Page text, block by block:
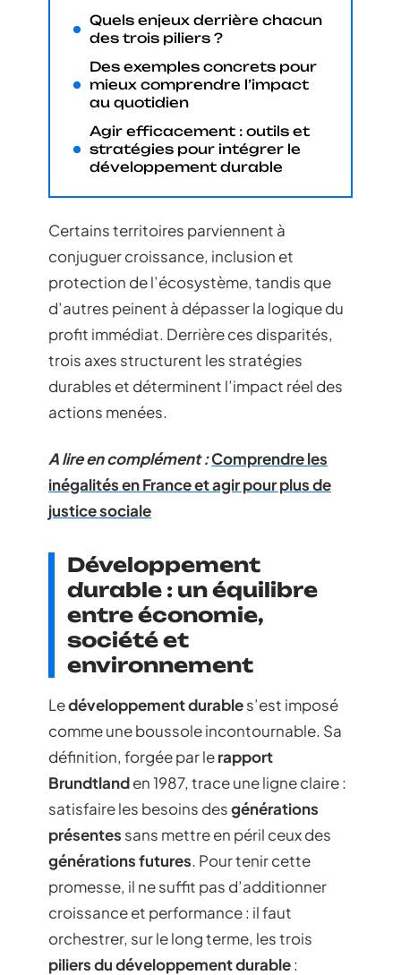
Quels enjeux derrière chacun
des trois piliers ?
Des exemples concrets pour
mieux comprendre l’impact
au quotidien
Agir efficacement : outils et
stratégies pour intégrer le
développement durable
Certains territoires parviennent à
conjuguer croissance, inclusion et
protection de l’écosystème, tandis que
d’autres peinent à dépasser la logique du
profit immédiat. Derrière ces disparités,
trois axes structurent les stratégies
durables et déterminent l’impact réel des
actions menées.
A lire en complément :Comprendre les
inégalités en France et agir pour plus de
justice sociale
Développement
durable : un équilibre
entre économie,
société et
environnement
Ledéveloppement durables’est imposé
comme une boussole incontournable. Sa
définition, forgée par lerapport
Brundtlanden 1987, trace une ligne claire :
satisfaire les besoins desgénérations
présentes sans mettre en péril ceux des
générations futures. Pour tenir cette
promesse, il ne suffit pas d’additionner
croissance et performance : il faut
orchestrer, sur le long terme, les trois
piliers du développement durable: